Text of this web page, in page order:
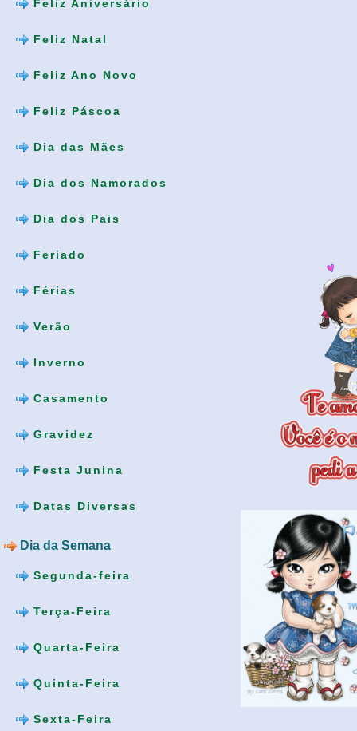
Feliz Aniversário
Feliz Natal
Feliz Ano Novo
Feliz Páscoa
Dia das Mães
Dia dos Namorados
Dia dos Pais
Feriado
Férias
Verão
Inverno
Casamento
Gravidez
Festa Junina
Datas Diversas
Dia da Semana
Segunda-feira
Terça-Feira
Quarta-Feira
Quinta-Feira
Sexta-Feira